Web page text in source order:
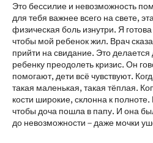
Это бессилие и невозможность
для тебя важнее всего на свете,
физическая боль изнутри. Я
чтобы мой ребенок жил. Врач
прийти на свидание. Это
ребенку преодолеть кризис. Он
помогают, дети всё чувствуют.
такая маленькая, такая тёплая.
кости широкие, склонна к
чтобы доча пошла в папу. И она
до невозможности – даже мочки